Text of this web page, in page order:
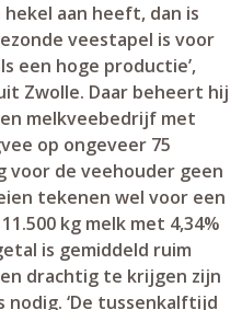
hekel aan heeft, dan is
veestapel is voor
een hoge productie’,
Zwolle. Daar beheert hij
melkveebedrijf met
op ongeveer 75
voor de veehouder geen
tekenen wel voor een
kg melk met 4,34%
is gemiddeld ruim
drachtig te krijgen zijn
nodig. ‘De tussenkalftijd